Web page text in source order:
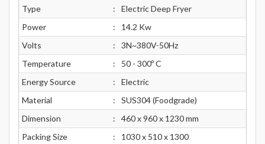
Type
:
Electric Deep Fryer
Power
:
14.2 Kw
Volts
:
3N~380V-50Hz
Temperature
:
50 - 300º C
Energy Source
:
Electric
Material
:
SUS304 (Foodgrade)
Dimension
:
460 x 960 x 1230 mm
Packing Size
:
1030 x 510 x 1300